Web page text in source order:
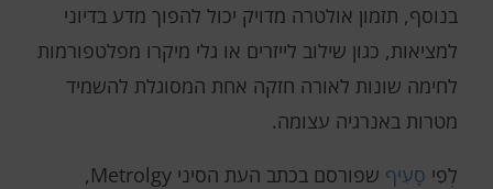
בנוסף, תזמון אולטרה מדויק יכול להפוך מדע בדיוני
למציאות, כגון שילוב לייזרים או גלי מיקרו מפלטפורמות
לחימה שונות לאורה חזקה אחת המסוגלת להשמיד
מטרות באנרגיה עצומה.
לְפִי סָעִיף
שפורסם בכתב העת הסיני Metrolgy,